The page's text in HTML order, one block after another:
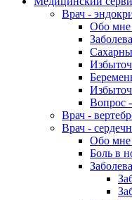
Врач -
Обо мне
Вопрос
Врач -
Врач -
Обо мне
Боль в